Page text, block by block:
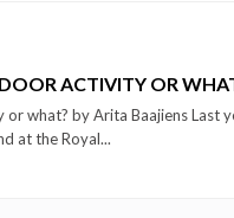
ACTIVITY OR
what? by Arita Baajiens Last
at the Royal...